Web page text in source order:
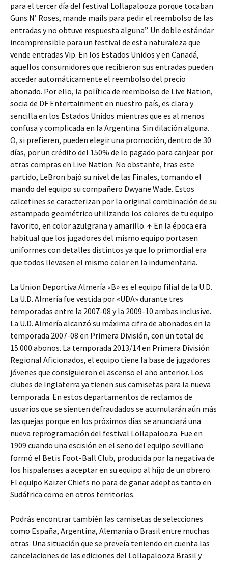
para el tercer día del festival Lollapalooza porque tocaban
Guns N’ Roses, mande mails para pedir el reembolso de las
entradas y no obtuve respuesta alguna”. Un doble estándar
incomprensible para un festival de esta naturaleza que
vende entradas Vip. En los Estados Unidos y en Canadá,
aquellos consumidores que recibieron sus entradas pueden
acceder automáticamente el reembolso del precio
abonado. Por ello, la política de reembolso de Live Nation,
socia de DF Entertainment en nuestro país, es clara y
sencilla en los Estados Unidos mientras que es al menos
confusa y complicada en la Argentina. Sin dilación alguna.
O, si prefieren, pueden elegir una promoción, dentro de 30
días, por un crédito del 150% de lo pagado para canjear por
otras compras en Live Nation. No obstante, tras este
partido, LeBron bajó su nivel de las Finales, tomando el
mando del equipo su compañero Dwyane Wade. Estos
calcetines se caracterizan por la original combinación de su
estampado geométrico utilizando los colores de tu equipo
favorito, en color azulgrana y amarillo. ↑ En la época era
habitual que los jugadores del mismo equipo portasen
uniformes con detalles distintos ya que lo primordial era
que todos llevasen el mismo color en la indumentaria.
La Union Deportiva Almería «B» es el equipo filial de la U.D.
La U.D. Almería fue vestida por «UDA» durante tres
temporadas entre la 2007-08 y la 2009-10 ambas inclusive.
La U.D. Almería alcanzó su máxima cifra de abonados en la
temporada 2007-08 en Primera División, con un total de
15.000 abonos. La temporada 2013/14 en Primera División
Regional Aficionados, el equipo tiene la base de jugadores
jóvenes que consiguieron el ascenso el año anterior. Los
clubes de Inglaterra ya tienen sus camisetas para la nueva
temporada. En estos departamentos de reclamos de
usuarios que se sienten defraudados se acumularán aún más
las quejas porque en los próximos días se anunciará una
nueva reprogramación del festival Lollapalooza. Fue en
1909 cuando una escisión en el seno del equipo sevillano
formó el Betis Foot-Ball Club, producida por la negativa de
los hispalenses a aceptar en su equipo al hijo de un obrero.
El equipo Kaizer Chiefs no para de ganar adeptos tanto en
Sudáfrica como en otros territorios.
Podrás encontrar también las camisetas de selecciones
como España, Argentina, Alemania o Brasil entre muchas
otras. Una situación que se preveía teniendo en cuenta las
cancelaciones de las ediciones del Lollapalooza Brasil y